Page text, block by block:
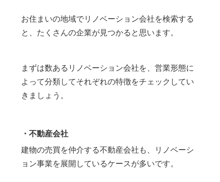
お住まいの地域でリノベーション会社を検索する
と、たくさんの企業が見つかると思います。
まずは数あるリノベーション会社を、営業形態に
よって分類してそれぞれの特徴をチェックしてい
きましょう。
・不動産会社
建物の売買を仲介する不動産会社も、リノベーシ
ョン事業を展開しているケースが多いです。